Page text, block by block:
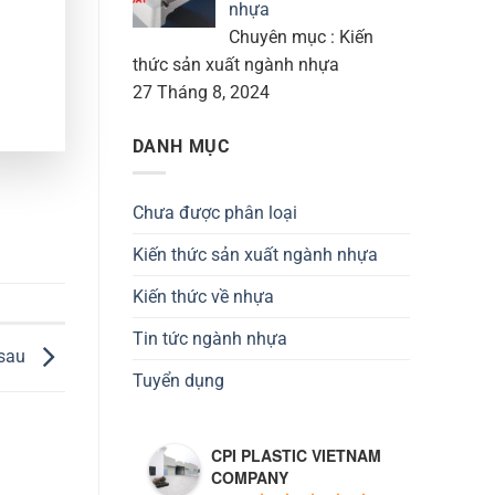
nhựa
Chuyên mục : Kiến
thức sản xuất ngành nhựa
27 Tháng 8, 2024
DANH MỤC
Chưa được phân loại
Kiến thức sản xuất ngành nhựa
Kiến thức về nhựa
Tin tức ngành nhựa
Tuyển dụng
CPI PLASTIC VIETNAM
COMPANY